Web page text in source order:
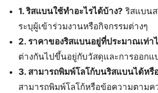
1. ริสแบนใช้ทำอะไรได้บ้าง? ริสแบนส
ระบุผู้เข้าร่วมงานหรือกิจกรรมต่างๆ
2. ราคาของริสแบนอยู่ที่ประมาณเท่า
ต่างกันไปขึ้นอยู่กับวัสดุและการออกแ
3. สามารถพิมพ์โลโก้บนริสแบนได้หรื
สามารถพิมพ์โลโก้หรือข้อความตามค